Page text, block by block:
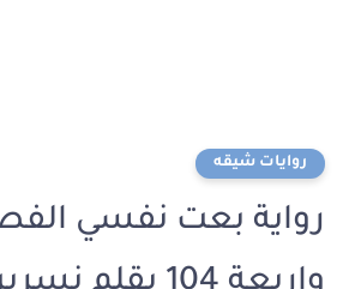
روايات شيقه
رواية بعت نفسي